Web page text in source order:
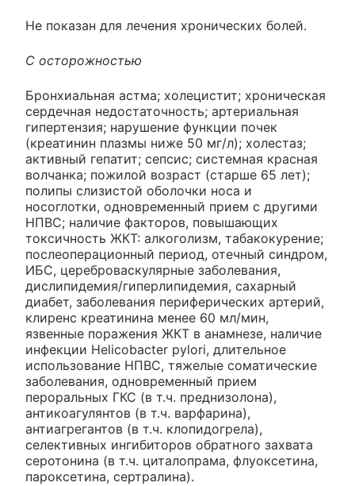
Не показан для лечения хронических болей.
С осторожностью
Бронхиальная астма; холецистит; хроническая
сердечная недостаточность; артериальная
гипертензия; нарушение функции почек
(креатинин плазмы ниже 50 мг/л); холестаз;
активный гепатит; сепсис; системная красная
волчанка; пожилой возраст (старше 65 лет);
полипы слизистой оболочки носа и
носоглотки, одновременный прием с другими
НПВС; наличие факторов, повышающих
токсичность ЖКТ: алкоголизм, табакокурение;
послеоперационный период, отечный синдром,
ИБС, цереброваскулярные заболевания,
дислипидемия/гиперлипидемия, сахарный
диабет, заболевания периферических артерий,
клиренс креатинина менее 60 мл/мин,
язвенные поражения ЖКТ в анамнезе, наличие
инфекции Helicobacter pylori, длительное
использование НПВС, тяжелые соматические
заболевания, одновременный прием
пероральных ГКС (в т.ч. преднизолона),
антикоагулянтов (в т.ч. варфарина),
антиагрегантов (в т.ч. клопидогрела),
селективных ингибиторов обратного захвата
серотонина (в т.ч. циталопрама, флуоксетина,
пароксетина, сертралина).